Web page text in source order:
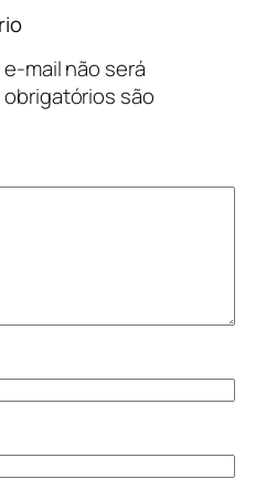
mail não será
são